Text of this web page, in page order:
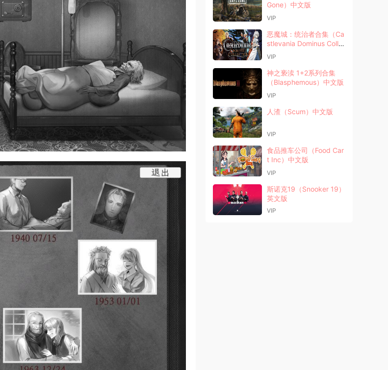
Gone）中文版
VIP
恶魔城：统治者合集（Ca
stlevania Dominus Colle
ction）英文版
VIP
神之亵渎 1+2系列合集
（Blasphemous）中文版
VIP
人渣（Scum）中文版
VIP
食品推车公司（Food Car
t Inc）中文版
VIP
斯诺克19（Snooker 19）
英文版
VIP